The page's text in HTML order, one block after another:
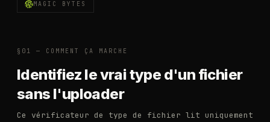
MAGIC BYTES
§01 — COMMENT ÇA MARCHE
Identifiez le vrai type d'un fichier
sans l'uploader
Ce vérificateur de type de fichier lit uniquement